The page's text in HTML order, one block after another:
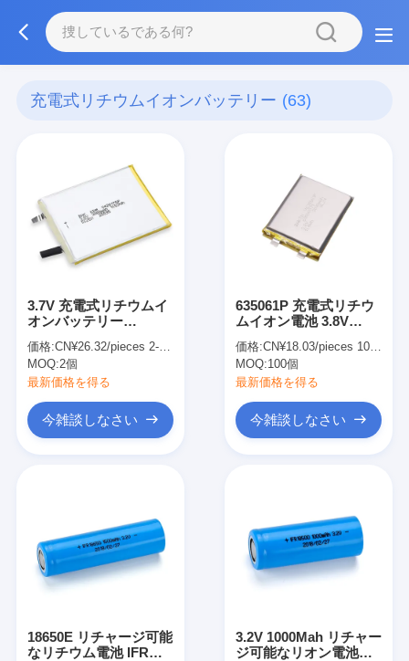
充電式リチウムイオンバッテリー (63)
3.7V 充電式リチウムイ
オンバッテリー
マーセル カスタマイズ
サイズ
価格:CN¥26.32/pieces 2-499 pieces
MOQ:2個
最新価格を得る
今雑談しなさい
635061P 充電式リチウ
ムイオン電池 3.8V
ンポリマー電池 携帯電
話用
価格:CN¥18.03/pieces 100-999 pieces
MOQ:100個
最新価格を得る
今雑談しなさい
18650E リチャージ可能
なリチウム電池 IFR
3.2V 1000Mah リチャー
ジ可能なリオン電池